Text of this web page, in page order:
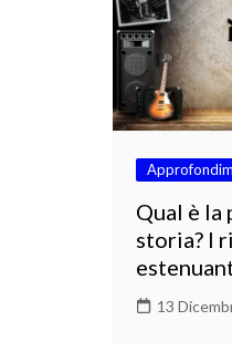
Qual è la
storia? I
13